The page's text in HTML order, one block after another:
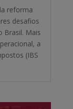
reforma
desafios
Brasil. Mais
a
(IBS